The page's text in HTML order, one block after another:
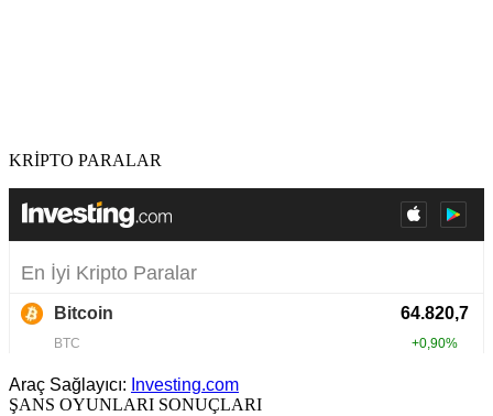
KRİPTO PARALAR
Araç Sağlayıcı: Investing.com
ŞANS OYUNLARI SONUÇLARI